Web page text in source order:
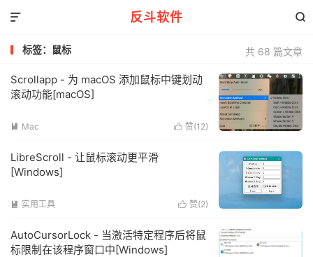
反斗软件 

共 68 篇文章
标签：鼠标
Scrollapp - 为 macOS 添加鼠标中键划动
滚动功能[macOS]
 赞(12)
 Mac
LibreScroll - 让鼠标滚动更平滑
[Windows]
 赞(2)
 实用工具
AutoCursorLock - 当激活特定程序后将鼠
标限制在该程序窗口中[Windows]